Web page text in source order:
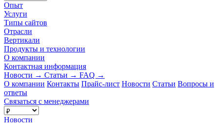
Опыт
Услуги
Типы сайтов
Отрасли
Вертикали
Продукты и технологии
О компании
Контактная информация
Новости → Статьи → FAQ →
О компании Контакты Прайс-лист Новости Статьи Вопросы и
ответы
Связаться с менеджерами
Новости